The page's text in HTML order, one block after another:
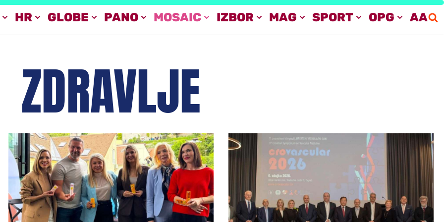
HR GLOBE PANO MOSAIC IZBOR MAG SPORT OPG AA
ZDRAVLJE